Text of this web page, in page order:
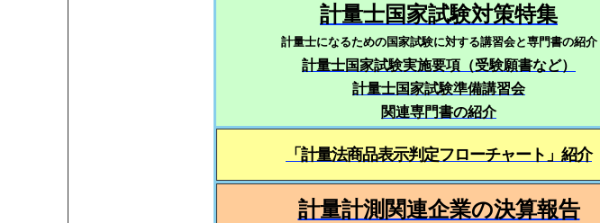
計量士国家試験対策特集
計量士になるための国家試験に対する講習会と専門書の紹介
計量士国家試験実施要項（受験願書など）
計量士国家試験準備講習会
関連専門書の紹介
「計量法商品表示判定フローチャート」紹介
計量計測関連企業の決算報告